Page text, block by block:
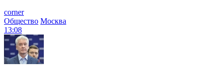
corner
Общество Москва
13:08